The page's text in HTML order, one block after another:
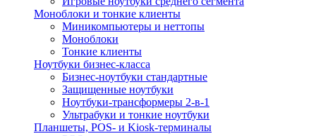
Моноблоки и тонкие клиенты
Миникомпьютеры и неттопы
Моноблоки
Тонкие клиенты
Ноутбуки бизнес-класса
Бизнес-ноутбуки стандартные
Защищенные ноутбуки
Ноутбуки-трансформеры 2-в-1
Ультрабуки и тонкие ноутбуки
Планшеты, POS- и Kiosk-терминалы